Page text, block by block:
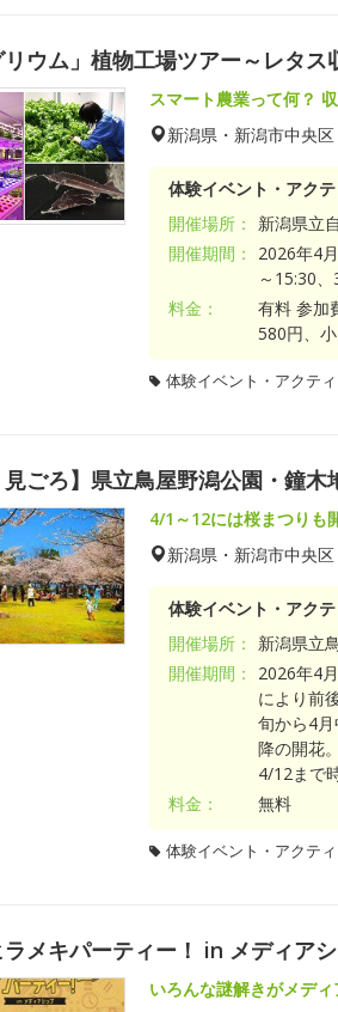
リウム」植物工場ツアー～レタス
スマート農業って何？
新潟県・新潟市中央区
体験イベント・アク
開催場所：
新潟県立
開催期間：
2026年4
～15:30
料金：
有料 参
580円、小
体験イベント・アクテ
見ごろ】県立鳥屋野潟公園・鐘木
4/1～12には桜まつりも
新潟県・新潟市中央区
体験イベント・アク
開催場所：
新潟県立
開催期間：
2026年4
により前
旬から4
降の開花
4/12まで
料金：
無料
体験イベント・アクテ
メキパーティー！ in メディア
いろんな謎解きがメディ